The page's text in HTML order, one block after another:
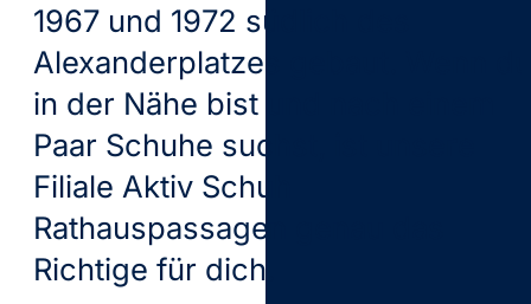
1967 und 1972 südlich des
Alexanderplatzes gebaut. Wenn du
in der Nähe bist und nach einem
Paar Schuhe suchst, ist unsere
Filiale Aktiv Schuh
Rathauspassagen genau das
Richtige für dich.